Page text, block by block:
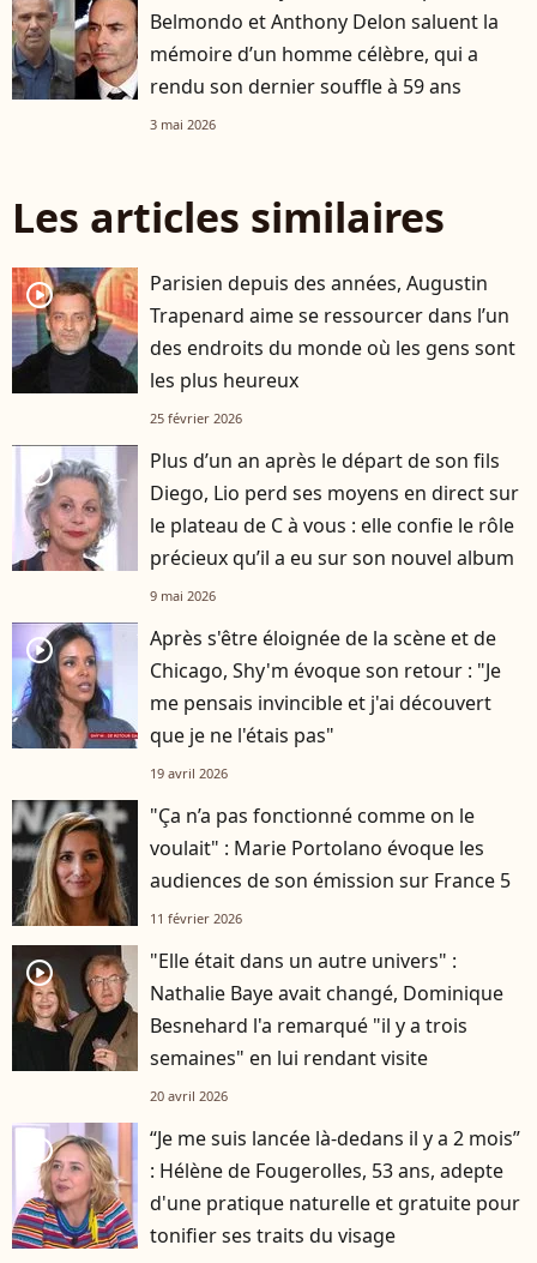
Belmondo et Anthony Delon saluent la
mémoire d’un homme célèbre, qui a
rendu son dernier souffle à 59 ans
3 mai 2026
Les articles similaires
player2
Parisien depuis des années, Augustin
Trapenard aime se ressourcer dans l’un
des endroits du monde où les gens sont
les plus heureux
25 février 2026
player2
Plus d’un an après le départ de son fils
Diego, Lio perd ses moyens en direct sur
le plateau de C à vous : elle confie le rôle
précieux qu’il a eu sur son nouvel album
9 mai 2026
player2
Après s'être éloignée de la scène et de
Chicago, Shy'm évoque son retour : "Je
me pensais invincible et j'ai découvert
que je ne l'étais pas"
19 avril 2026
"Ça n’a pas fonctionné comme on le
voulait" : Marie Portolano évoque les
audiences de son émission sur France 5
11 février 2026
player2
"Elle était dans un autre univers" :
Nathalie Baye avait changé, Dominique
Besnehard l'a remarqué "il y a trois
semaines" en lui rendant visite
20 avril 2026
player2
“Je me suis lancée là-dedans il y a 2 mois”
: Hélène de Fougerolles, 53 ans, adepte
d'une pratique naturelle et gratuite pour
tonifier ses traits du visage